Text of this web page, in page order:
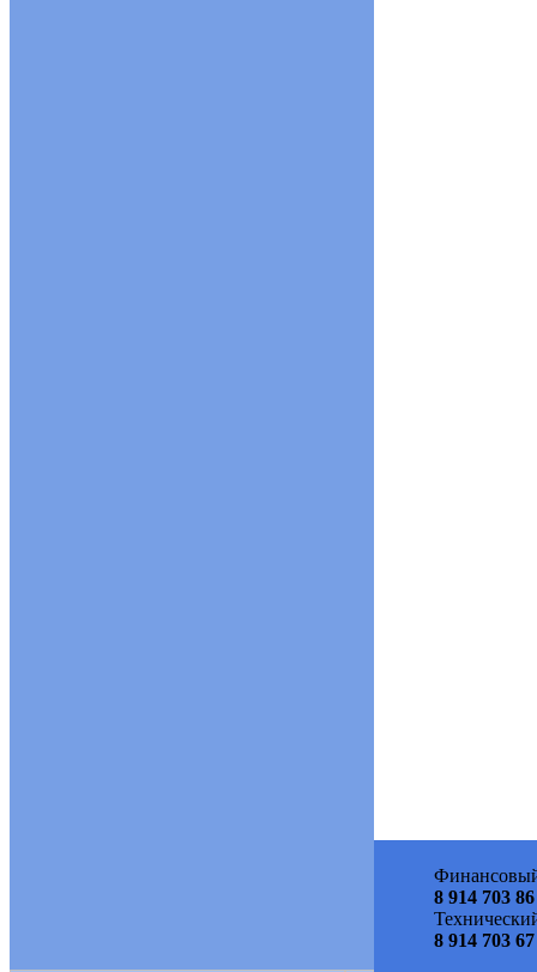
8 914 703
8 914 703